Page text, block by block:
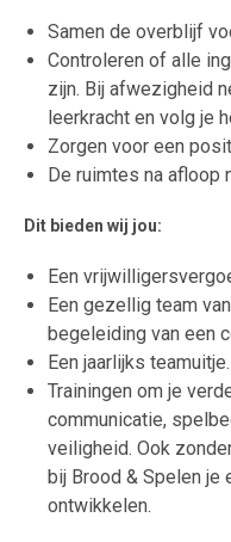
Samen de overblijf
Controleren of alle
zijn. Bij afwezigheid
leerkracht en volg je
Zorgen voor een
De ruimtes na afloop
Dit bieden wij jou:
Een
Een gezellig team
begeleiding van een
Een jaarlijks teamuitje.
Trainingen om je
communicatie,
veiligheid. Ook
bij Brood & Spelen je
ontwikkelen.